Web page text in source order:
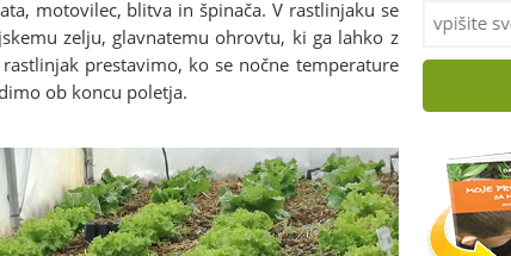
motovilec, blitva in špinača. V rastlinjaku se
zelju, glavnatemu ohrovtu, ki ga lahko z
prestavimo, ko se nočne temperature
ob koncu poletja.